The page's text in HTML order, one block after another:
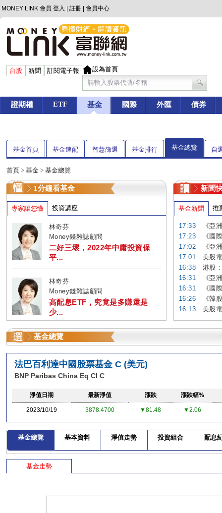
MONEY LINK 會員 登入 註冊 會員中心
台股 新聞 訂閱電子報 設為首頁
證期權 ETF 基金 國際 外匯 債券
基金首頁 基金速配 智慧篩選 基金排行 基金總覽 自
首頁 > 基金 > 基金總覽
1分鐘看基金
專家讓您懂 投資講座
林奇芬
Money錢雜誌顧問
二好三壞，2022年中庸投資保
平...
林奇芬
Money錢雜誌顧問
高配息ETF，究竟是多賺還是
少...
新聞
基金新聞 推
17:33
《亞
17:23
《國
17:02
《亞
17:01
美股
16:38
港股
16:31
《亞
16:31
《國
16:26
《韓
16:13
美股
基金總覽
法巴百利達中國股票基金 C (美元)
BNP Paribas China Eq Cl C
淨值日期 最新淨值 漲跌 漲跌幅%
2023/10/19 3878.4700 ▼81.48 ▼2.06
基金總覽 基本資料 淨值走勢 投資組合 配息
基金走勢